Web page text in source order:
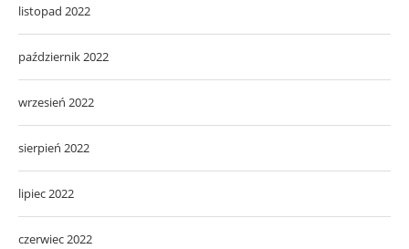
listopad 2022
październik 2022
wrzesień 2022
sierpień 2022
lipiec 2022
czerwiec 2022